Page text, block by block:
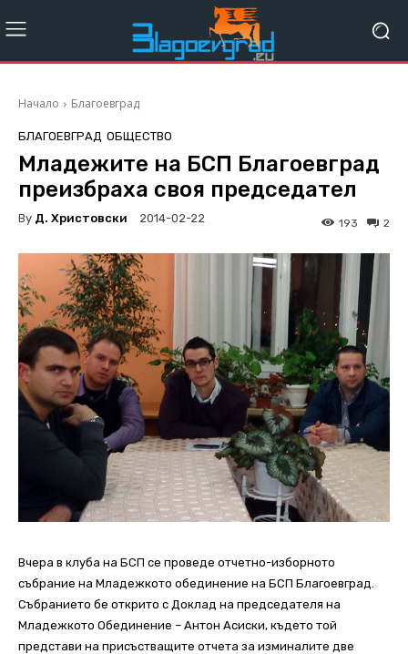
Начало Благоевград
БЛАГОЕВГРАД ОБЩЕСТВО
Младежите на БСП Благоевград
преизбраха своя председател
By Д. Христовски 2014-02-22 2
193
Вчера в клуба на БСП се проведе отчетно-изборното
събрание на Младежкото обединение на БСП Благоевград.
Събранието бе открито с Доклад на председателя на
Младежкото Обединение – Антон Асиски, където той
представи на присъстващите отчета за изминалите две